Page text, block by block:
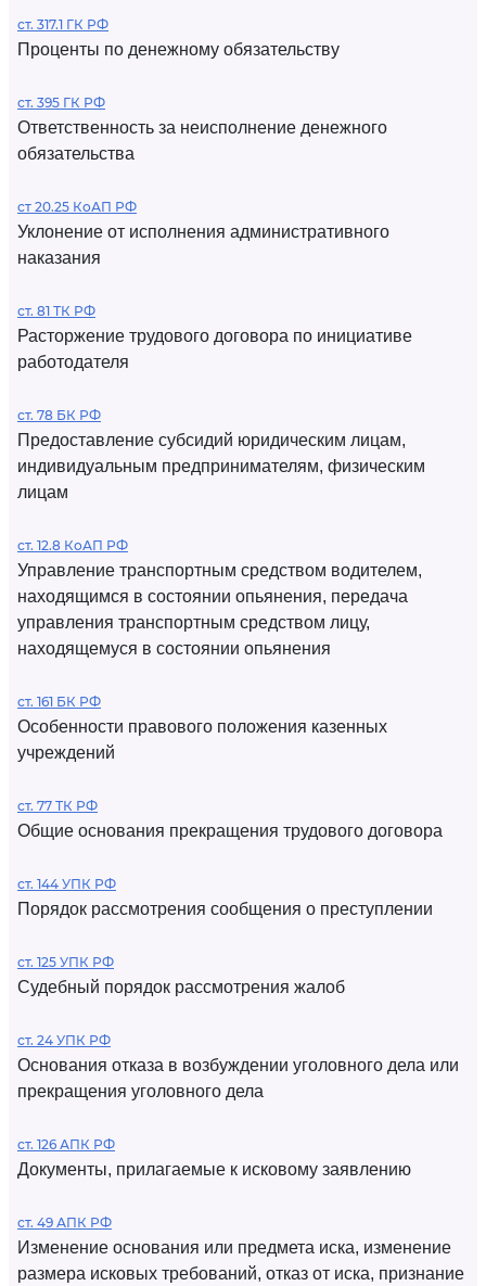
ст. 317.1 ГК РФ
Проценты по денежному обязательству
ст. 395 ГК РФ
Ответственность за неисполнение денежного
обязательства
ст 20.25 КоАП РФ
Уклонение от исполнения административного
наказания
ст. 81 ТК РФ
Расторжение трудового договора по инициативе
работодателя
ст. 78 БК РФ
Предоставление субсидий юридическим лицам,
индивидуальным предпринимателям, физическим
лицам
ст. 12.8 КоАП РФ
Управление транспортным средством водителем,
находящимся в состоянии опьянения, передача
управления транспортным средством лицу,
находящемуся в состоянии опьянения
ст. 161 БК РФ
Особенности правового положения казенных
учреждений
ст. 77 ТК РФ
Общие основания прекращения трудового договора
ст. 144 УПК РФ
Порядок рассмотрения сообщения о преступлении
ст. 125 УПК РФ
Судебный порядок рассмотрения жалоб
ст. 24 УПК РФ
Основания отказа в возбуждении уголовного дела или
прекращения уголовного дела
ст. 126 АПК РФ
Документы, прилагаемые к исковому заявлению
ст. 49 АПК РФ
Изменение основания или предмета иска, изменение
размера исковых требований, отказ от иска, признание